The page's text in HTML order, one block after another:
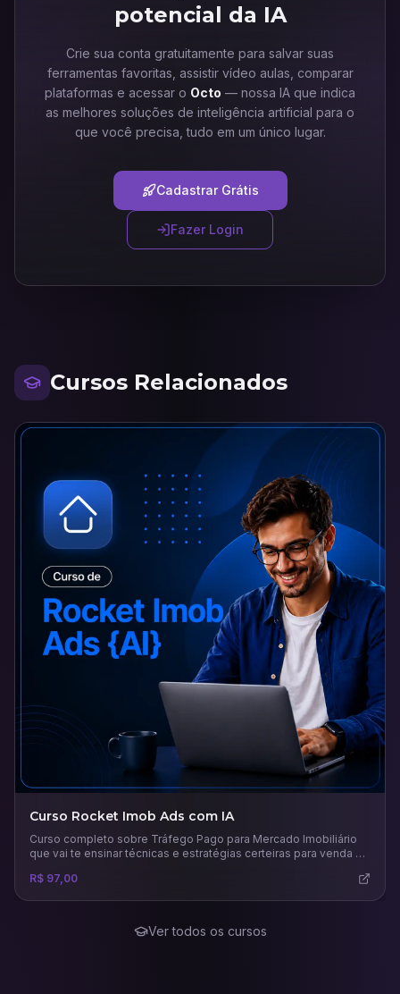
potencial da IA
Crie sua conta gratuitamente para salvar suas
ferramentas favoritas, assistir vídeo aulas, comparar
plataformas e acessar o Octo — nossa IA que indica
as melhores soluções de inteligência artificial para o
que você precisa, tudo em um único lugar.
Cadastrar Grátis
Fazer Login
Cursos Relacionados
Curso Rocket Imob Ads com IA
Curso completo sobre Tráfego Pago para Mercado Imobiliário
que vai te ensinar técnicas e estratégias certeiras para venda e
R$ 97,00
Ver todos os cursos